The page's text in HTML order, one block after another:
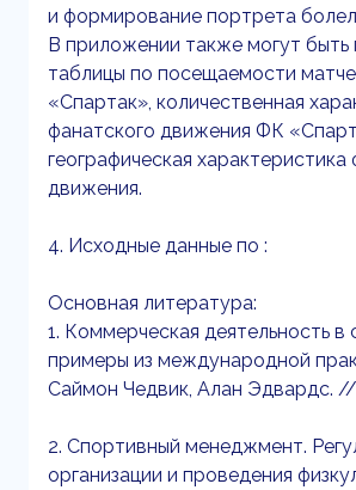
и формирование портрета
В приложении также могут быть
таблицы по посещаемости
«Спартак», количественная
фанатского движения ФК
географическая характеристика
движения.
4. Исходные данные по :
Основная литература:
1. Коммерческая деятельность в
примеры из международной
Саймон Чедвик, Алан Эдвардс.
2. Спортивный менеджмент.
организации и проведения